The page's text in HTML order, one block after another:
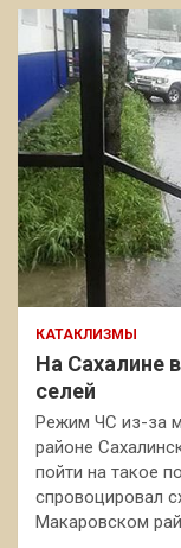
КАТАКЛИЗМЫ
На Сахалине
селей
Режим ЧС из-за
районе
пойти на такое
спровоцировал
Макаровском